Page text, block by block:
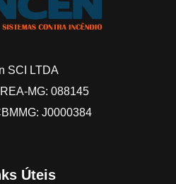
SCI LTDA
MG: 088145
J0000384
Úteis